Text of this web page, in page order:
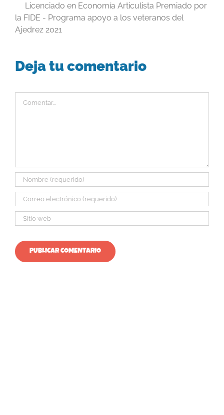
Licenciado en Economía Articulista Premiado por
la FIDE - Programa apoyo a los veteranos del
Ajedrez 2021
Deja tu comentario